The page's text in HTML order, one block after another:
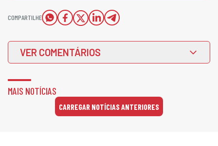
COMPARTILHE
VER COMENTÁRIOS
MAIS NOTÍCIAS
CARREGAR NOTÍCIAS ANTERIORES